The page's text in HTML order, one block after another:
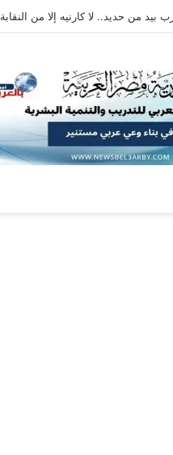
بيد من حديد.. لا كارنيه إلا من النقابة